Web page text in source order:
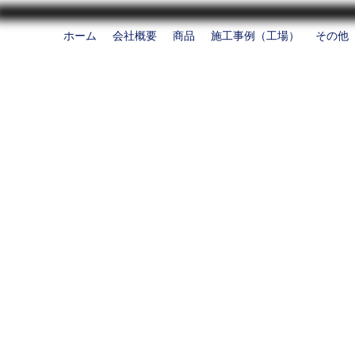
ホーム 会社概要 商品 施工事例（工場） その他